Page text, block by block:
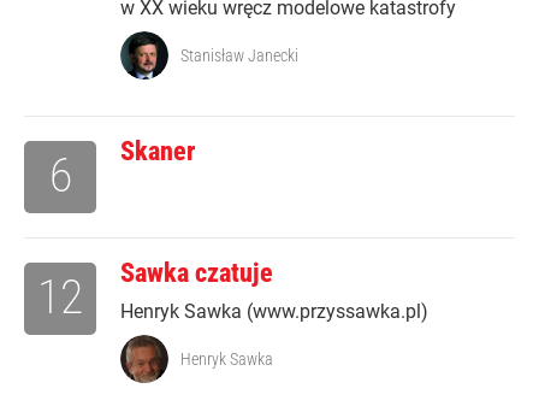
w XX wieku wręcz modelowe katastrofy
Stanisław Janecki
Skaner
6
Sawka czatuje
Henryk Sawka (www.przyssawka.pl)
12
Henryk Sawka